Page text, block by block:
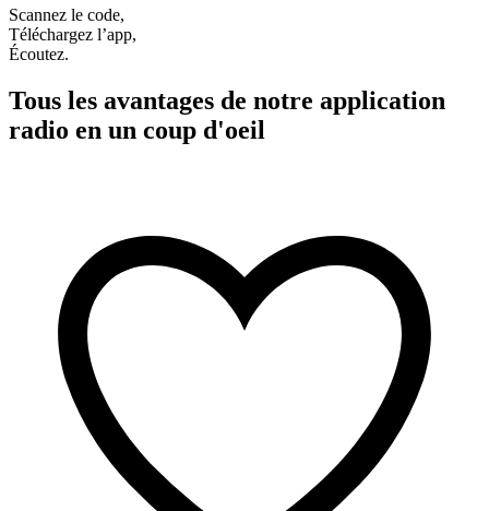
Scannez le code,
Téléchargez l’app,
Écoutez.
Tous les avantages de notre application
radio en un coup d'oeil